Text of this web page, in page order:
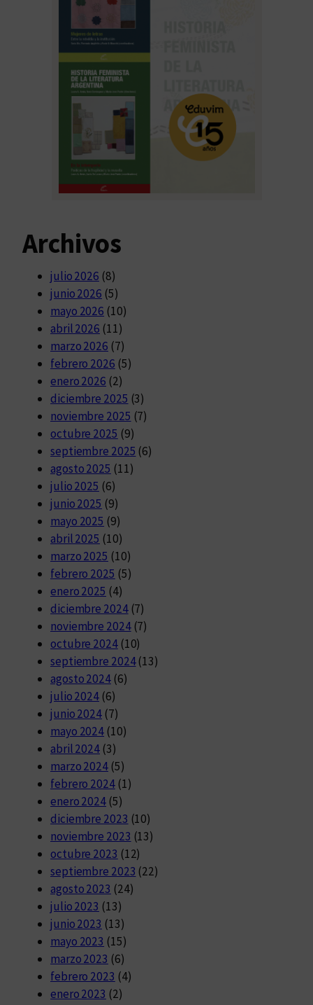
Archivos
julio 2026 (8)
junio 2026 (5)
mayo 2026 (10)
abril 2026 (11)
marzo 2026 (7)
febrero 2026 (5)
enero 2026 (2)
diciembre 2025 (3)
noviembre 2025 (7)
octubre 2025 (9)
septiembre 2025 (6)
agosto 2025 (11)
julio 2025 (6)
junio 2025 (9)
mayo 2025 (9)
abril 2025 (10)
marzo 2025 (10)
febrero 2025 (5)
enero 2025 (4)
diciembre 2024(7)
noviembre 2024(7)
octubre 2024(10)
septiembre 2024(13)
agosto 2024(6)
julio 2024 (6)
junio 2024 (7)
mayo 2024 (10)
abril 2024 (3)
marzo 2024 (5)
febrero 2024(1)
enero 2024 (5)
diciembre 2023 (10)
noviembre 2023 (13)
octubre 2023 (12)
septiembre 2023 (22)
agosto 2023 (24)
julio 2023 (13)
junio 2023 (13)
mayo 2023 (15)
marzo 2023 (6)
febrero 2023 (4)
enero 2023 (2)